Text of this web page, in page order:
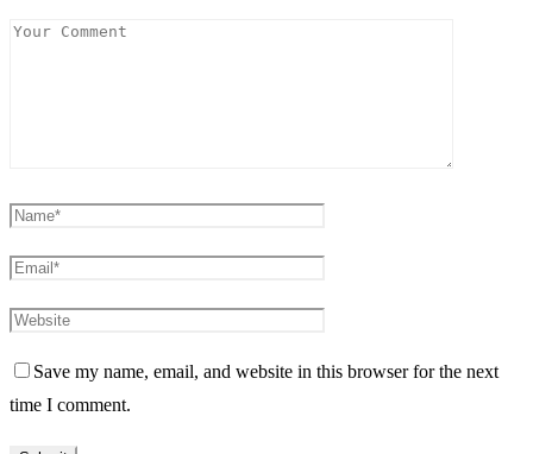
Save my name, email, and website in this browser for the next
time I comment.